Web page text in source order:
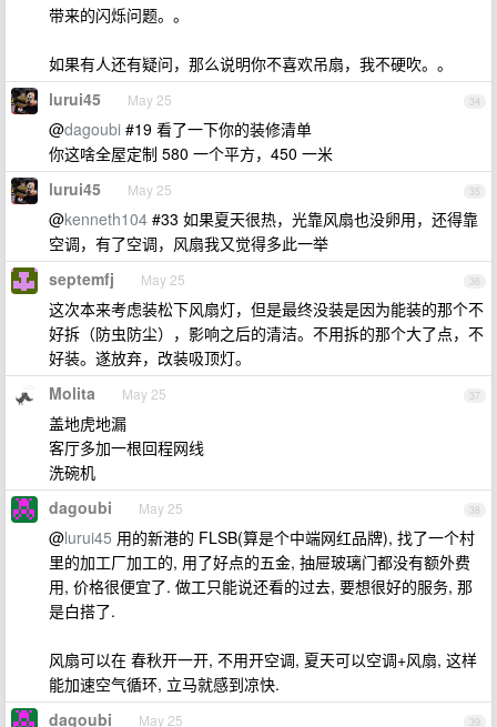
带来的闪烁问题。。
如果有人还有疑问，那么说明你不喜欢吊扇，我不硬吹。。
34
lurui45 May 25
@dagoubi #19 看了一下你的装修清单
你这啥全屋定制 580 一个平方，450 一米
35
lurui45 May 25
@kenneth104 #33 如果夏天很热，光靠风扇也没卵用，还得靠
空调，有了空调，风扇我又觉得多此一举
36
septemfj May 25
这次本来考虑装松下风扇灯，但是最终没装是因为能装的那个不
好拆（防虫防尘），影响之后的清洁。不用拆的那个大了点，不
好装。遂放弃，改装吸顶灯。
37
Molita May 25
盖地虎地漏
客厅多加一根回程网线
洗碗机
38
dagoubi May 25
@lurui45 用的新港的 FLSB(算是个中端网红品牌), 找了一个村
里的加工厂加工的, 用了好点的五金, 抽屉玻璃门都没有额外费
用, 价格很便宜了. 做工只能说还看的过去, 要想很好的服务, 那
是白搭了.
风扇可以在 春秋开一开, 不用开空调, 夏天可以空调+风扇, 这样
能加速空气循环, 立马就感到凉快.
39
dagoubi May 25